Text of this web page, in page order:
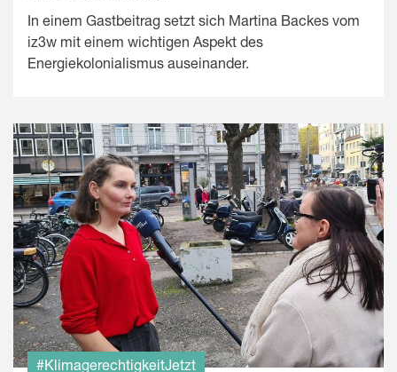
In einem Gastbeitrag setzt sich Martina Backes vom
iz3w mit einem wichtigen Aspekt des
Energiekolonialismus auseinander.
#KlimagerechtigkeitJetzt